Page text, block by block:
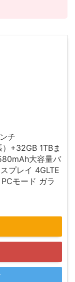
チ
+32GB 1TBま
大容量バ
プレイ 4GLTE
モード ガラ